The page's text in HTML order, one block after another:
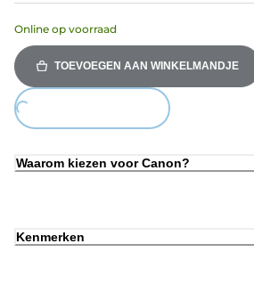
Online op voorraad
TOEVOEGEN AAN WINKELMANDJE
Waarom kiezen voor Canon?
Kenmerken